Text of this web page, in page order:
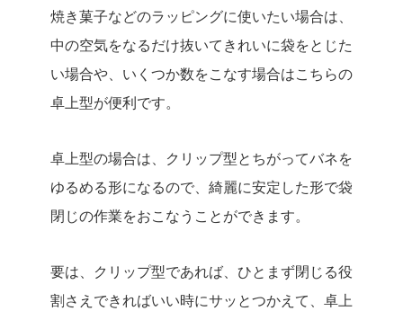
焼き菓子などのラッピングに使いたい場合は、
中の空気をなるだけ抜いてきれいに袋をとじた
い場合や、いくつか数をこなす場合はこちらの
卓上型が便利です。
卓上型の場合は、クリップ型とちがってバネを
ゆるめる形になるので、綺麗に安定した形で袋
閉じの作業をおこなうことができます。
要は、クリップ型であれば、ひとまず閉じる役
割さえできればいい時にサッとつかえて、卓上